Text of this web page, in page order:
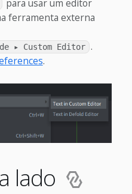
para usar um editor
ferramenta externa
▸ Custom Editor .
.
lado